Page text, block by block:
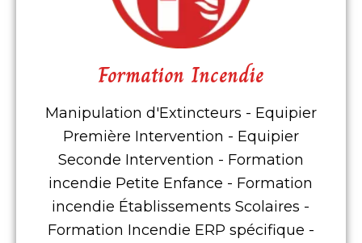
Formation Incendie
Manipulation d'Extincteurs - Equipier
Première Intervention - Equipier
Seconde Intervention - Formation
incendie Petite Enfance - Formation
incendie Établissements Scolaires -
Formation Incendie ERP spécifique -
Formation Incendie
Cliquez ici pour visualiser en
détails nos formations incendie